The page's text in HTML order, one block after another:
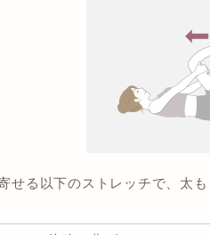
せる以下のストレッチで、太